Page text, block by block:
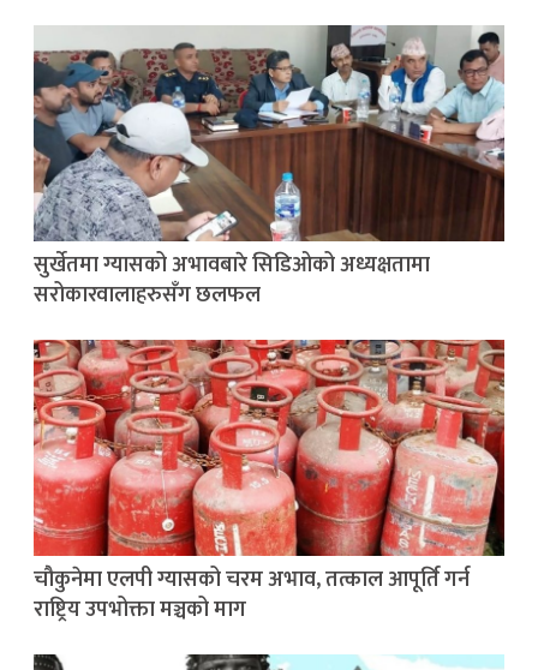
सुर्खेतमा ग्यासको अभावबारे सिडिओको अध्यक्षतामा
सरोकारवालाहरुसँग छलफल
चौकुनेमा एलपी ग्यासको चरम अभाव, तत्काल आपूर्ति गर्न
राष्ट्रिय उपभोक्ता मञ्चको माग